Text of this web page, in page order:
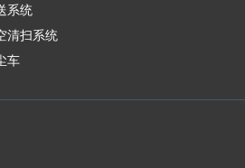
系统
清扫系统
车